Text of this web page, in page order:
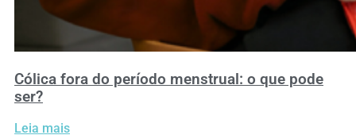
Cólica fora do período menstrual: o que pode
ser?
Leia mais